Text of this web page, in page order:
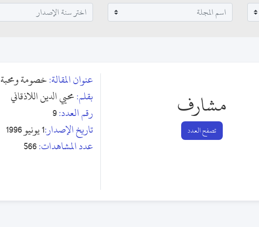
مشارف
تصفح العدد
عنوان المقالة:خصومة ومحبة
بقلم:محيي الدين اللاذقاني
رقم العدد:9
تاريخ الإصدار:1 يونيو 1996
عدد المشاهدات:566